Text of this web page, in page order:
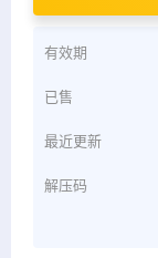
有效期
已售
最近更新
解压码